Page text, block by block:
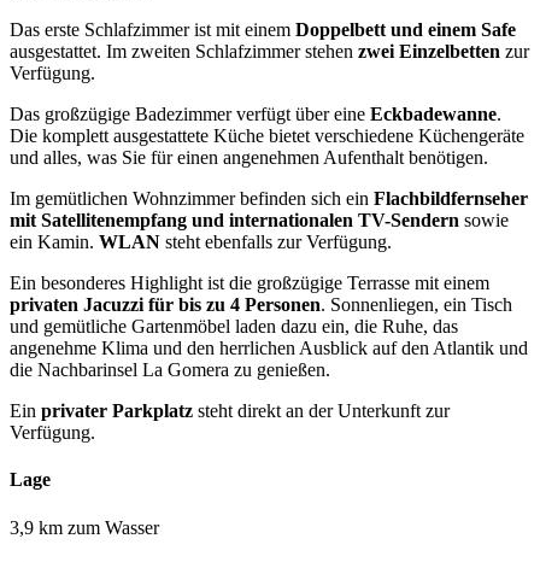
Das erste Schlafzimmer ist mit einem Doppelbett und einem Safe
ausgestattet. Im zweiten Schlafzimmer stehen zwei Einzelbetten zur
Verfügung.
Das großzügige Badezimmer verfügt über eine Eckbadewanne.
Die komplett ausgestattete Küche bietet verschiedene Küchengeräte
und alles, was Sie für einen angenehmen Aufenthalt benötigen.
Im gemütlichen Wohnzimmer befinden sich ein Flachbildfernseher
mit Satellitenempfang und internationalen TV-Sendern sowie
ein Kamin. WLAN steht ebenfalls zur Verfügung.
Ein besonderes Highlight ist die großzügige Terrasse mit einem
privaten Jacuzzi für bis zu 4 Personen. Sonnenliegen, ein Tisch
und gemütliche Gartenmöbel laden dazu ein, die Ruhe, das
angenehme Klima und den herrlichen Ausblick auf den Atlantik und
die Nachbarinsel La Gomera zu genießen.
Ein privater Parkplatz steht direkt an der Unterkunft zur
Verfügung.
Lage
3,9 km zum Wasser